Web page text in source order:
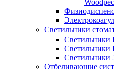
Светильники
Светильники
Светильники
Светильники
Отбеливающие